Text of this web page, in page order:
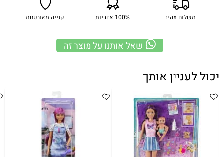
משלוח מהיר 100% אחריות קנייה מאובטחת
שאל אותנו על מוצר זה
יכול לעניין אותך